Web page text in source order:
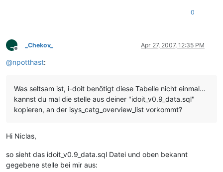
0
Offline
_Chekov_ Apr 27, 2007, 12:35 PM
@npotthast:
Was seltsam ist, i-doit benötigt diese Tabelle nicht einmal…
kannst du mal die stelle aus deiner "idoit_v0.9_data.sql"
kopieren, an der isys_catg_overview_list vorkommt?
Hi Niclas,
so sieht das idoit_v0.9_data.sql Datei und oben bekannt
gegebene stelle bei mir aus: